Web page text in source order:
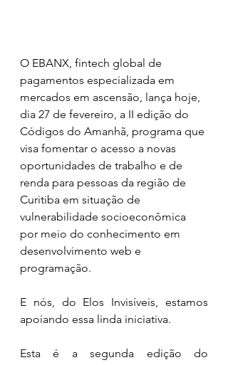
O EBANX, fintech global de
pagamentos especializada em
mercados em ascensão, lança hoje,
dia 27 de fevereiro, a II edição do
Códigos do Amanhã, programa que
visa fomentar o acesso a novas
oportunidades de trabalho e de
renda para pessoas da região de
Curitiba em situação de
vulnerabilidade socioeconômica
por meio do conhecimento em
desenvolvimento web e
programação.
E nós, do Elos Invisíveis, estamos
apoiando essa linda iniciativa.
Esta é a segunda edição do